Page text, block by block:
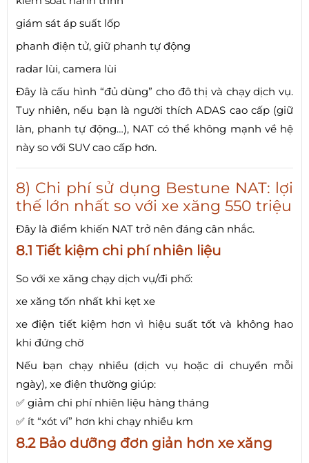
giám sát áp suất lốp
phanh điện tử, giữ phanh tự động
radar lùi, camera lùi
Đây là cấu hình “đủ dùng” cho đô thị và chạy dịch vụ.
Tuy nhiên, nếu bạn là người thích ADAS cao cấp (giữ
làn, phanh tự động…), NAT có thể không mạnh về hệ
này so với SUV cao cấp hơn.
8) Chi phí sử dụng Bestune NAT: lợi
thế lớn nhất so với xe xăng 550 triệu
Đây là điểm khiến NAT trở nên đáng cân nhắc.
8.1 Tiết kiệm chi phí nhiên liệu
So với xe xăng chạy dịch vụ/đi phố:
xe xăng tốn nhất khi kẹt xe
xe điện tiết kiệm hơn vì hiệu suất tốt và không hao
khi đứng chờ
Nếu bạn chạy nhiều (dịch vụ hoặc di chuyển mỗi
ngày), xe điện thường giúp:
✅ giảm chi phí nhiên liệu hàng tháng
✅ ít “xót ví” hơn khi chạy nhiều km
8.2 Bảo dưỡng đơn giản hơn xe xăng